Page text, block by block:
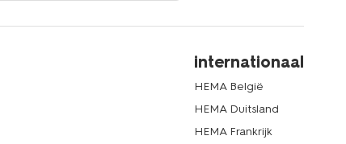
internationaal
HEMA België
HEMA Duitsland
HEMA Frankrijk